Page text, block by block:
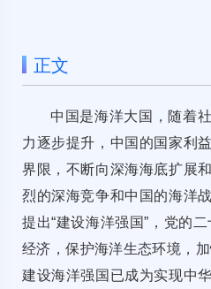
正文
中国是海洋大国，随着
力逐步提升，中国的国家利
界限，不断向深海海底扩展
烈的深海竞争和中国的海洋
提出“建设海洋强国”，党的
经济，保护海洋生态环境，加
建设海洋强国已成为实现中